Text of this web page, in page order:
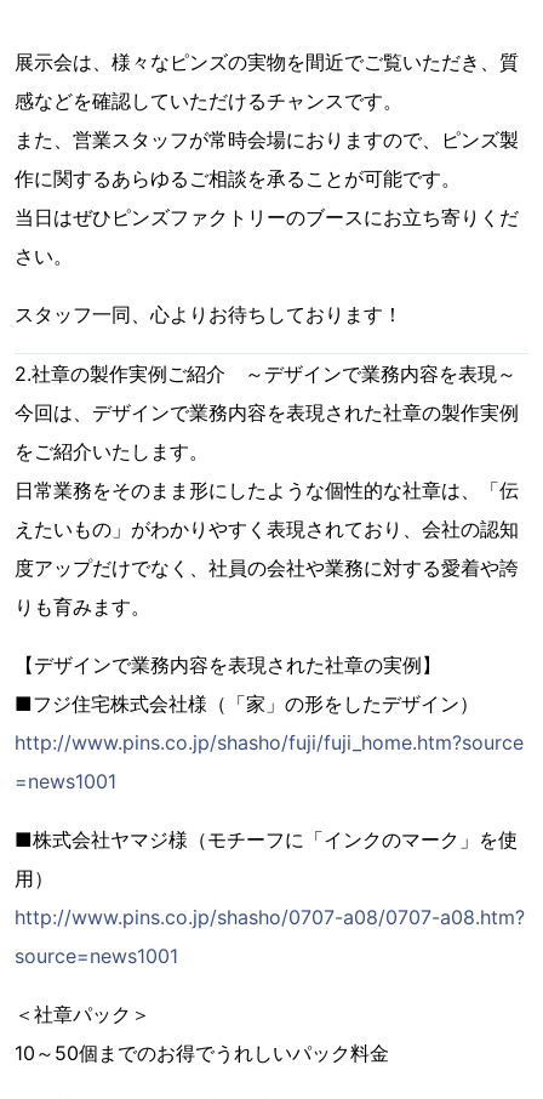
展示会は、様々なピンズの実物を間近でご覧いただき、質
感などを確認していただけるチャンスです。
また、営業スタッフが常時会場におりますので、ピンズ製
作に関するあらゆるご相談を承ることが可能です。
当日はぜひピンズファクトリーのブースにお立ち寄りくだ
さい。
スタッフ一同、心よりお待ちしております！
2.社章の製作実例ご紹介 ～デザインで業務内容を表現～
今回は、デザインで業務内容を表現された社章の製作実例
をご紹介いたします。
日常業務をそのまま形にしたような個性的な社章は、「伝
えたいもの」がわかりやすく表現されており、会社の認知
度アップだけでなく、社員の会社や業務に対する愛着や誇
りも育みます。
【デザインで業務内容を表現された社章の実例】
■フジ住宅株式会社様（「家」の形をしたデザイン）
http://www.pins.co.jp/shasho/fuji/fuji_home.htm?source
=news1001
■株式会社ヤマジ様（モチーフに「インクのマーク」を使
用）
http://www.pins.co.jp/shasho/0707-a08/0707-a08.htm?
source=news1001
＜社章パック＞
10～50個までのお得でうれしいパック料金